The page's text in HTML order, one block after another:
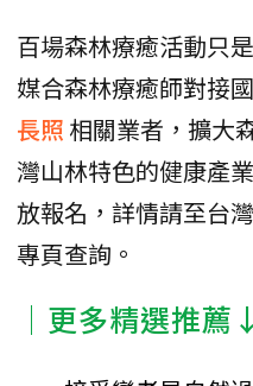
百場森林療癒活動只
媒合森林療癒師對接
長照 相關業者，擴大
灣山林特色的健康產
放報名，詳情請至台
專頁查詢。
│更多精選推